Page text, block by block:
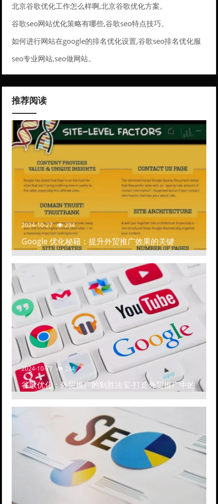
北京谷歌优化工作怎么样啊,北京谷歌优化方案。
谷歌seo网站优化策略有哪些,谷歌seo特点技巧。
如何进行网站在google的排名优化设置,谷歌seo排名优化服
务。
seo专业网站,seo做网站。
推荐阅读
2024-10-27 234
Google 优化秘籍：提升外贸推广效果的关键
2024-10-27 234
谷歌优化：外贸推广的制胜法宝-打造外贸推广中的
高排名网站